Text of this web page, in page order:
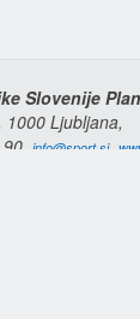
Slovenije
1000 Ljubljana,
info@sport.si,